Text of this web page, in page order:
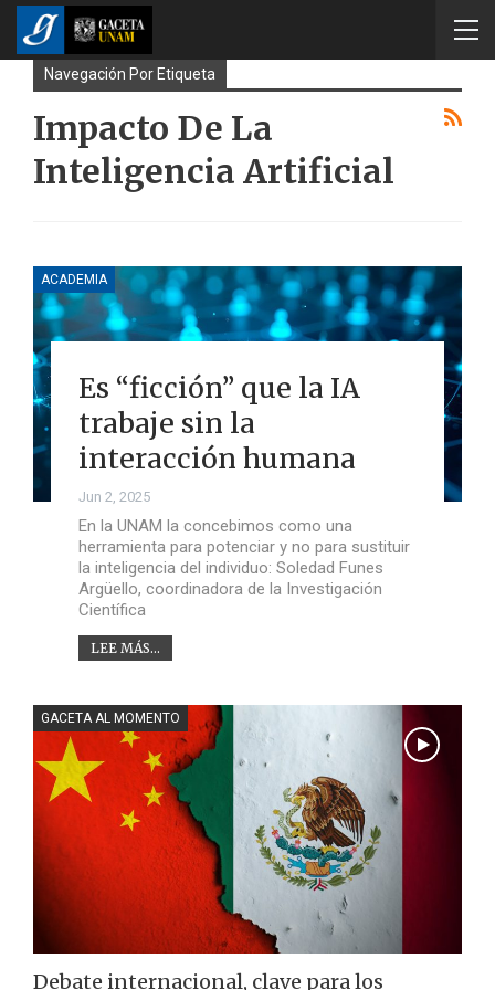
Navegación Por Etiqueta
Impacto De La
Inteligencia Artificial
ACADEMIA
Es “ficción” que la IA
trabaje sin la
interacción humana
Jun 2, 2025
En la UNAM la concebimos como una
herramienta para potenciar y no para sustituir
la inteligencia del individuo: Soledad Funes
Argüello, coordinadora de la Investigación
Científica
LEE MÁS...
GACETA AL MOMENTO
Debate internacional, clave para los